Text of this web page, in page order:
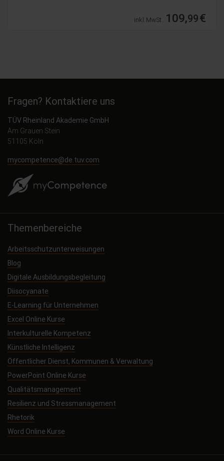
inkl. MwSt. 109,99€
Fragen? Kontaktiere uns
TÜV Rheinland Akademie GmbH
Am Grauen Stein
51105 Köln
mycompetence@de.tuv.com
Themenbereiche
Arbeitsschutzunterweisungen
Blog
Digitale Ausbildungsbegleitung
Diisocyanate
E-Learning für Unternehmen
Excel Online Kurse
Interkulturelle Kompetenz
Künstliche Intelligenz
Öffentlicher Dienst, Kommunen & Verwaltung
PowerPoint Online Kurse
Qualitätsmanagement
Resilienz und Stressmanagement
Rhetorik
Word Online Kurse